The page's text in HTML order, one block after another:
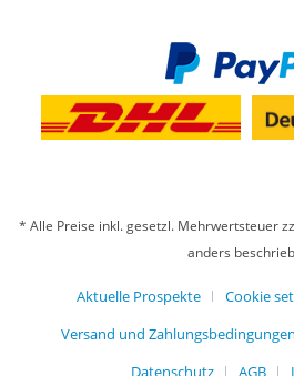
* Alle Preise inkl. gesetzl. Mehrwertsteuer
anders
Aktuelle Prospekte Cookie
Versand und Zahlungsbedingungen
Datenschutz
AGB